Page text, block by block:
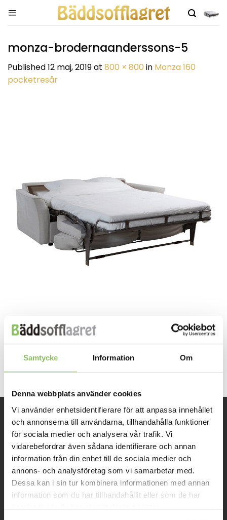
Samtycke Information Om
Denna webbplats använder cookies
Vi använder enhetsidentifierare för att anpassa innehållet
och annonserna till användarna, tillhandahålla funktioner
för sociala medier och analysera vår trafik. Vi
vidarebefordrar även sådana identifierare och annan
information från din enhet till de sociala medier och
annons- och analysföretag som vi samarbetar med.
Dessa kan i sin tur kombinera informationen med annan
information som du har tillhandahållit eller som de har
samlat in när du har använt deras tjänster.
monza-brodernaanderssons-5
Published12 maj, 2019at 800 × 800 in Monza 160
pocketresår
Both comments and trackbacks are currently closed.
←Previous
Next→
INFORMATION
Om oss
Kontakt
Mitt konto